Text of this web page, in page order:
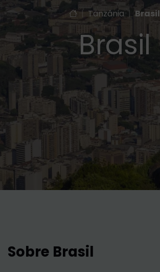
| Tanzânia | Brasil
Brasil
Sobre Brasil